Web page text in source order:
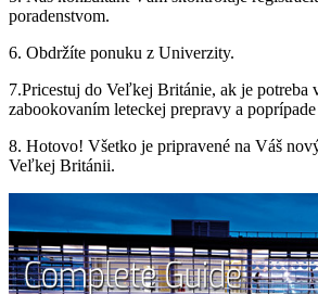
poradenstvom.
6. Obdržíte ponuku z Univerzity.
7.Pricestuj do Veľkej Británie, ak je potreba
zabookovaním leteckej prepravy a
8. Hotovo! Všetko je pripravené na Váš
Veľkej Británii.